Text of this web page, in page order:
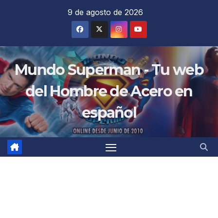
9 de agosto de 2026
Mundo Superman - Tu web
del Hombre de Acero en
español